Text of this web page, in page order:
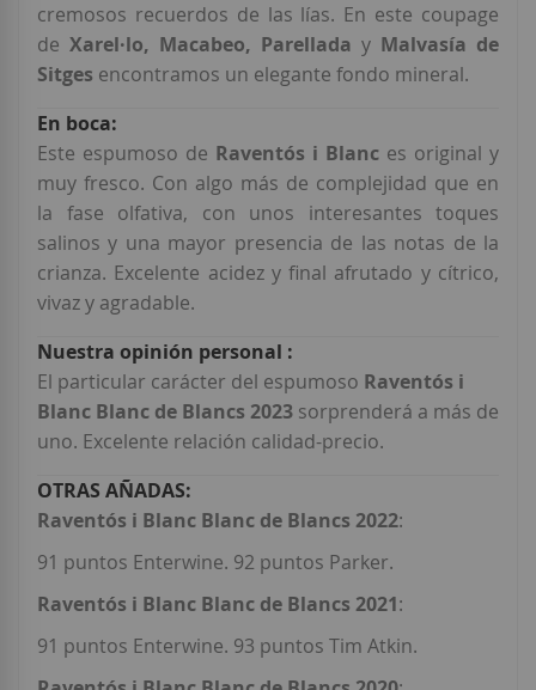
cremosos recuerdos de las lías. En este coupage
de Xarel·lo, Macabeo, Parellada y Malvasía de
Sitges encontramos un elegante fondo mineral.
Este espumoso de Raventós i Blanc es original y
muy fresco. Con algo más de complejidad que en
la fase olfativa, con unos interesantes toques
salinos y una mayor presencia de las notas de la
crianza. Excelente acidez y final afrutado y cítrico,
vivaz y agradable.
El particular carácter del espumoso Raventós i
Blanc Blanc de Blancs 2023 sorprenderá a más de
uno. Excelente relación calidad-precio.
Raventós i Blanc Blanc de Blancs 2022:
91 puntos Enterwine. 92 puntos Parker.
Raventós i Blanc Blanc de Blancs 2021:
91 puntos Enterwine. 93 puntos Tim Atkin.